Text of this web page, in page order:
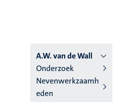
A.W. van de Wall
Onderzoek
Nevenwerkzaamh
eden